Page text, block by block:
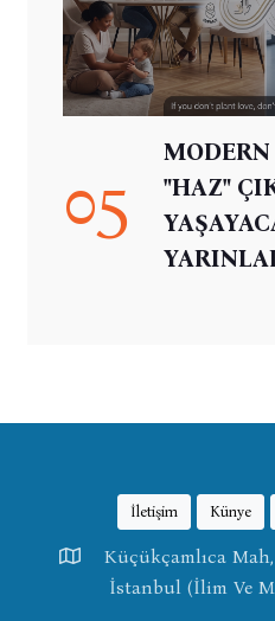
05
"HAZ"
İletişim Künye
Küçükçamlıca
İstanbul (İlim Ve